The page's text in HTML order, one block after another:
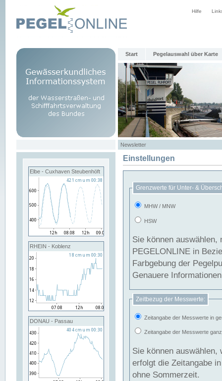
Hilfe
Start Pegelauswahl über Karte
Newsletter
Elbe - Cuxhaven Steubenhöft
RHEIN - Koblenz
DONAU - Passau
Einstellungen
Grenzwerte für Unter- &
MHW / MNW
HSW
Sie können
PEGELONLINE in Beziehung
Farbgebung der
Genauere
Zeitbezug der Messwerte:
Zeitangabe der Messwerte in
Zeitangabe der Messwerte
Sie können auswählen,
erfolgt die Zeitangabe
ohne Sommerzeit.